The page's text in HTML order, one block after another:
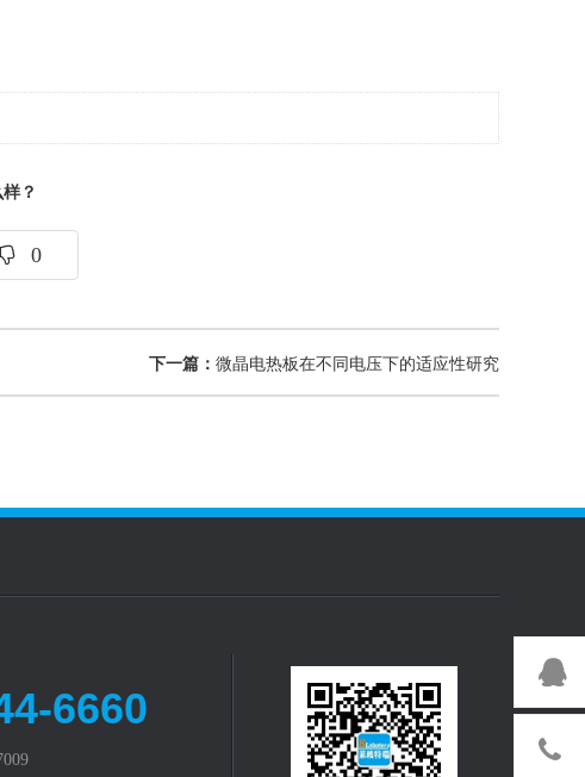
？
0
下一篇： 微晶电热板在不同电压下的适应性研究
6660